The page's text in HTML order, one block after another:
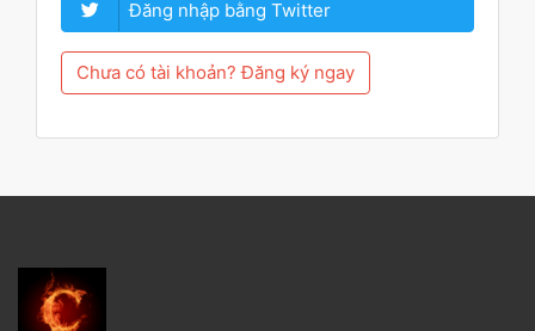
Đăng nhập bằng Twitter
Chưa có tài khoản? Đăng ký ngay